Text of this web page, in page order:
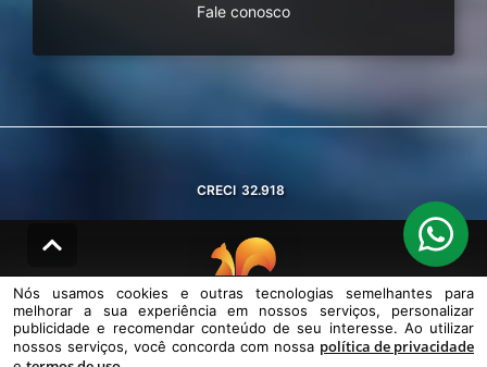
Fale conosco
CRECI 32.918
© DESENVOLVIDO PELAAGIL.NET
Nós usamos cookies e outras tecnologias semelhantes para melhorar a
Nós usamos cookies e outras tecnologias semelhantes para
melhorar a sua experiência em nossos serviços, personalizar
publicidade e recomendar conteúdo de seu interesse. Ao utilizar
nossos serviços, você concorda com nossa política de privacidade